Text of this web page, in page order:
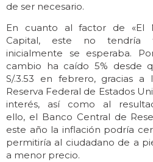
de ser necesario.
En cuanto al factor de «El
Capital, este no tendría
inicialmente se esperaba.
cambio ha caído 5% desde
S/.3.53 en febrero, gracias
Reserva Federal de Estados
interés, así como al
ello, el Banco Central de
este año la inflación podría
permitiría al ciudadano de a
a menor precio.